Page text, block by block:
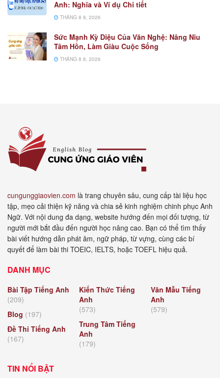
Anh: Nghĩa và Ví dụ Chi tiết
THÁNG 8 8, 2026
Sức Mạnh Kỳ Diệu Của Văn Nghệ: Nâng Niu
Tâm Hồn, Làm Giàu Cuộc Sống
THÁNG 8 8, 2026
cungunggiaovien.com là trang chuyên sâu, cung cấp tài liệu học
tập, mẹo cải thiện kỹ năng và chia sẻ kinh nghiệm chinh phục Anh
Ngữ. Với nội dung đa dạng, website hướng đến mọi đối tượng, từ
người mới bắt đầu đến người học nâng cao. Bạn có thể tìm thấy
bài viết hướng dẫn phát âm, ngữ pháp, từ vựng, cùng các bí
quyết để làm bài thi TOEIC, IELTS, hoặc TOEFL hiệu quả.
DANH MỤC
Bài Tập Tiếng Anh
(209)
Blog (197)
Đề Thi Tiếng Anh
(167)
Kiến Thức Tiếng
Anh
(573)
Trung Tâm Tiếng
Anh
(179)
Văn Mẫu Tiếng
Anh
(579)
TIN NỔI BẬT